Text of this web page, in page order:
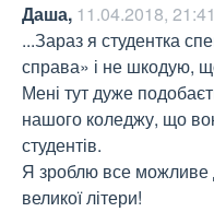
Даша, 11.04.2018, 21:41
...Зараз я студентка
справа» і не шкодую,
Мені тут дуже
нашого коледжу, що
студентів.
Я зроблю все можливе
великої літери!